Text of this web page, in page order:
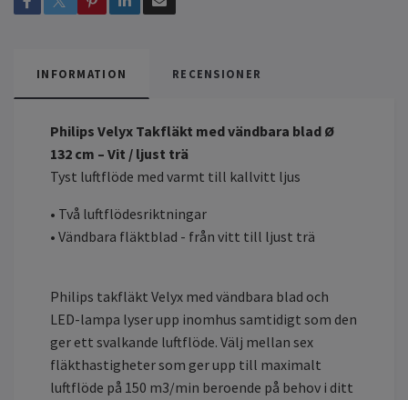
INFORMATION RECENSIONER
Philips Velyx Takfläkt med vändbara blad Ø
132 cm – Vit / ljust trä
Tyst luftflöde med varmt till kallvitt ljus
• Två luftflödesriktningar
• Vändbara fläktblad - från vitt till ljust trä
Philips takfläkt Velyx med vändbara blad och
LED-lampa lyser upp inomhus samtidigt som den
ger ett svalkande luftflöde. Välj mellan sex
fläkthastigheter som ger upp till maximalt
luftflöde på 150 m3/min beroende på behov i ditt